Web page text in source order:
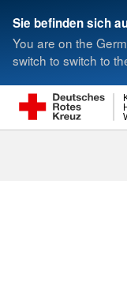
Sie befinden sich
You are on the
switch to switch to